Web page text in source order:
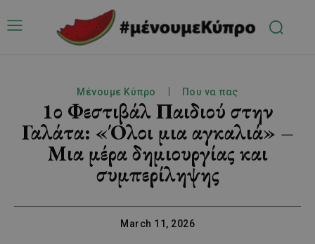
Μένουμε Κύπρο Που να πας
1ο Φεστιβάλ Παιδιού στην
Γαλάτα: «Όλοι μια αγκαλιά» –
Μια μέρα δημιουργίας και
συμπερίληψης
March 11, 2026